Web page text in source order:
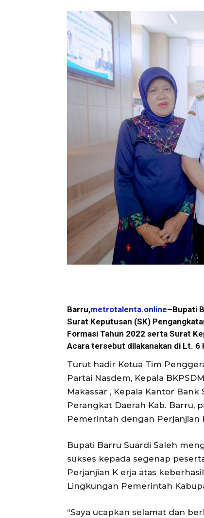
Barru,metrotalenta.online–Bupati
Surat Keputusan (SK)
Formasi Tahun 2022 serta Surat
Acara tersebut dilakanakan di Lt. 6
Turut hadir Ketua Tim
Partai Nasdem, Kepala
Makassar , Kepala Kantor
Perangkat Daerah Kab. Barru,
Pemerintah dengan Perjanjian
Bupati Barru Suardi Saleh
sukses kepada segenap
Perjanjian K erja atas
Lingkungan Pemerintah
“Saya ucapkan selamat dan